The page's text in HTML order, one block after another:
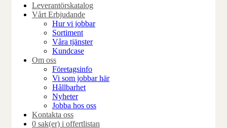
content
Leverantörskatalog
Vårt Erbjudande
Hur vi jobbar
Sortiment
Våra tjänster
Kundcase
Om oss
Företagsinfo
Vi som jobbar här
Hållbarhet
Nyheter
Jobba hos oss
Kontakta oss
0 sak(er) i offertlistan